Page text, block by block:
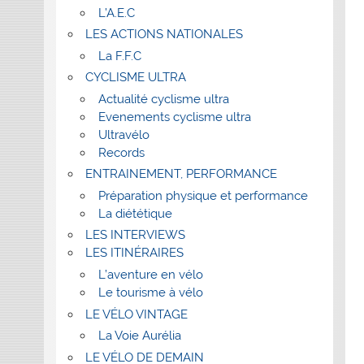
L’A.E.C
LES ACTIONS NATIONALES
La F.F.C
CYCLISME ULTRA
Actualité cyclisme ultra
Evenements cyclisme ultra
Ultravélo
Records
ENTRAINEMENT, PERFORMANCE
Préparation physique et performance
La diététique
LES INTERVIEWS
LES ITINÉRAIRES
L’aventure en vélo
Le tourisme à vélo
LE VÉLO VINTAGE
La Voie Aurélia
LE VÉLO DE DEMAIN